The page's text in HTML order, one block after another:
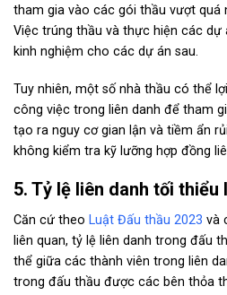
tham gia vào các gói thầu vượt quá
Việc trúng thầu và thực hiện các dự
kinh nghiệm cho các dự án sau.
Tuy nhiên, một số nhà thầu có thể
công việc trong liên danh để tham
tạo ra nguy cơ gian lận và tiềm ẩn
không kiểm tra kỹ lưỡng hợp đồng
5. Tỷ lệ liên danh tối thiểu
Căn cứ theo Luật Đấu thầu 2023 và
liên quan, tỷ lệ liên danh trong đấu
thể giữa các thành viên trong liên
trong đấu thầu được các bên thỏa